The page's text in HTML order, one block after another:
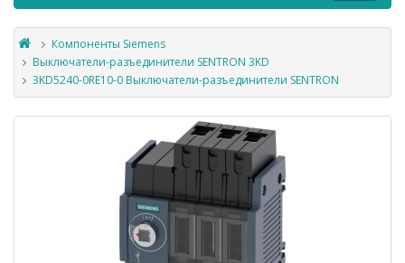
Компоненты Siemens
Выключатели-разъединители SENTRON 3KD
3KD5240-0RE10-0 Выключатели-разъединители SENTRON